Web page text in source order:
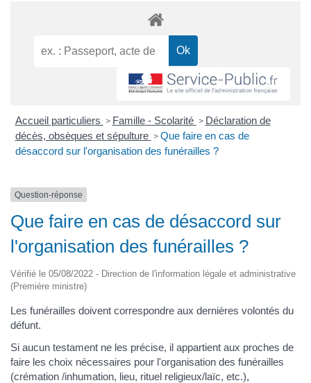
Accueil particuliers > Famille - Scolarité > Déclaration de
décès, obsèques et sépulture > Que faire en cas de
désaccord sur l'organisation des funérailles ?
Question-réponse
Que faire en cas de désaccord sur
l'organisation des funérailles ?
Vérifié le 05/08/2022 - Direction de l'information légale et administrative
(Première ministre)
Les funérailles doivent correspondre aux dernières volontés du
défunt.
Si aucun testament ne les précise, il appartient aux proches de
faire les choix nécessaires pour l'organisation des funérailles
(crémation /inhumation, lieu, rituel religieux/laïc, etc.),